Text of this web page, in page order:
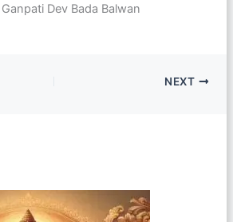
Dev Bada Balwan
NEXT